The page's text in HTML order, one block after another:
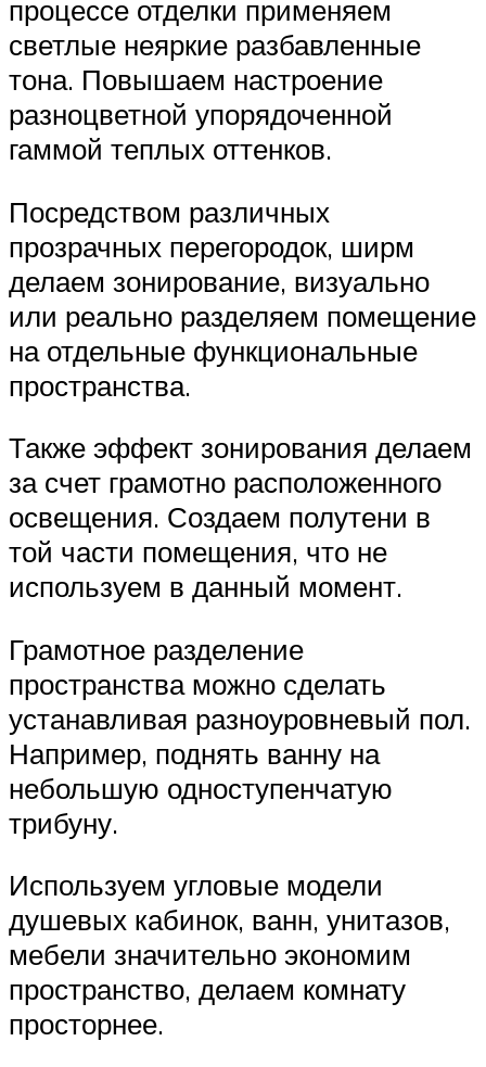
процессе отделки применяем
светлые неяркие разбавленные
тона. Повышаем настроение
разноцветной упорядоченной
гаммой теплых оттенков.
Посредством различных
прозрачных перегородок, ширм
делаем зонирование, визуально
или реально разделяем помещение
на отдельные функциональные
пространства.
Также эффект зонирования делаем
за счет грамотно расположенного
освещения. Создаем полутени в
той части помещения, что не
используем в данный момент.
Грамотное разделение
пространства можно сделать
устанавливая разноуровневый пол.
Например, поднять ванну на
небольшую одноступенчатую
трибуну.
Используем угловые модели
душевых кабинок, ванн, унитазов,
мебели значительно экономим
пространство, делаем комнату
просторнее.